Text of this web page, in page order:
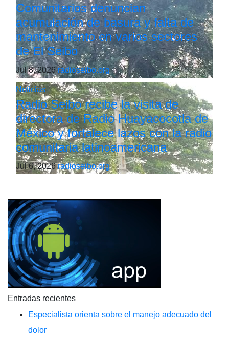
Comunitarios denuncian
acumulación de basura y falta de
mantenimiento en varios sectores
de El Seibo
Jul 8, 2026radioseibo.org
Noticias
Radio Seibo recibe la visita de
directora de Radio Huayacocotla de
México y fortalece lazos con la radio
comunitaria latinoamericana
Jul 6, 2026radioseibo.org
Entradas recientes
Especialista orienta sobre el manejo adecuado del
dolor